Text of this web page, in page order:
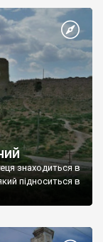
знаходиться в
підноситься в